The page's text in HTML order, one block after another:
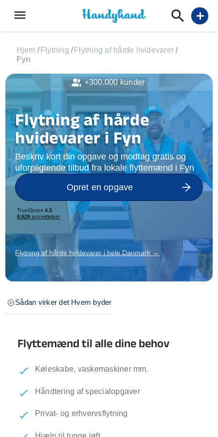
menu add
Hjem / Flytning / Flytning af hårde hvidevarer /
Fyn
Flytning af hårde
hvidevarer i Fyn
Beskriv kort din opgave og modtag gratis og
uforpligtende tilbud fra lokale flyttemænd i Fyn
Opret en opgave
Flytning af hårde hvidevarer i hele Danmark →
Sådan virker det Hvem byder
Flyttemænd til alle dine behov
Køleskabe, vaskemaskiner mm.
Håndtering af specialopgaver
Privat- og erhvervsflytning
+300.000 kunder